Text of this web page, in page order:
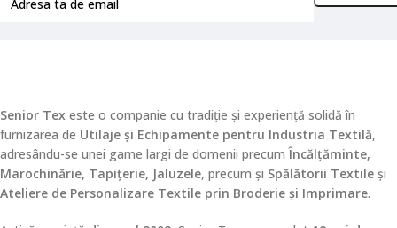
Senior Tex este o companie cu tradiție și experiență solidă în
furnizarea de Utilaje și Echipamente pentru Industria Textilă,
adresându-se unei game largi de domenii precum Încălțăminte,
Marochinărie, Tapițerie, Jaluzele, precum și Spălătorii Textile și
Ateliere de Personalizare Textile prin Broderie și Imprimare.